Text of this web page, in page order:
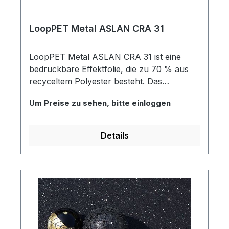
LoopPET Metal ASLAN CRA 31
LoopPET Metal ASLAN CRA 31 ist eine
bedruckbare Effektfolie, die zu 70 % aus
recyceltem Polyester besteht. Das
gesäubert und anschließend wieder zu
weiterverarbeitet. Neben dem recyceltem
über einen umweltfreundlichen,
wasserbasierenden Polyacrylatklebstoff,
der ideal für den Einsatz auf glatten und
ebenen Untergründen ist. Der beidseitige
Metalleffekt macht die LoopPET Metal
ASLAN CRA 31 außerdem besonders
Um Preise zu sehen, bitte einloggen
Details